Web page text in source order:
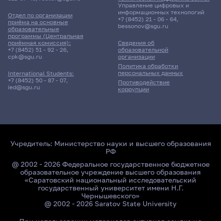
Отдел по организации
приёма на основные
образовательные
программы (Центральная
приёмная комиссия):
+7 (8452) 51 - 92 - 26,
cpk@sgu.ru
International Students:
+7 (8452) 50 - 87 - 07,
ied@sgu.ru
Сведения об
образовательной
организации
Политика обработки
персональных данных
Противодействие
коррупции
Управление цифровых и
информационных технологий
+7 (8452) 21 - 06 - 64,
bessonov@sgu.ru
Учредитель: Министерство науки и высшего образования
РФ
@ 2002 - 2026 Федеральное государственное бюджетное
образовательное учреждение высшего образования
«Саратовский национальный исследовательский
государственный университет имени Н.Г.
Чернышевского»
@ 2002 - 2026 Saratov State University